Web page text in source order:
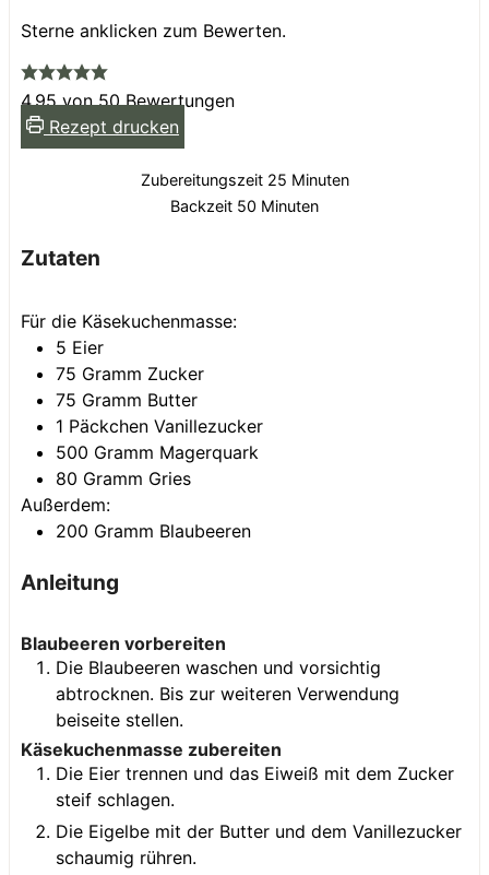
Sterne anklicken zum Bewerten.
4.95von50Bewertungen
Rezept drucken
Zubereitungszeit 25Minuten
Minuten
Backzeit 50 Minuten
Minuten
Zutaten
Für die Käsekuchenmasse:
5 Eier
75 Gramm Zucker
75 Gramm Butter
1 Päckchen Vanillezucker
500 Gramm Magerquark
80 Gramm Gries
Außerdem:
200 Gramm Blaubeeren
Anleitung
Blaubeeren vorbereiten
Die Blaubeeren waschen und vorsichtig
abtrocknen. Bis zur weiteren Verwendung
beiseite stellen.
Käsekuchenmasse zubereiten
Die Eier trennen und das Eiweiß mit dem Zucker
steif schlagen.
Die Eigelbe mit der Butter und dem Vanillezucker
schaumig rühren.